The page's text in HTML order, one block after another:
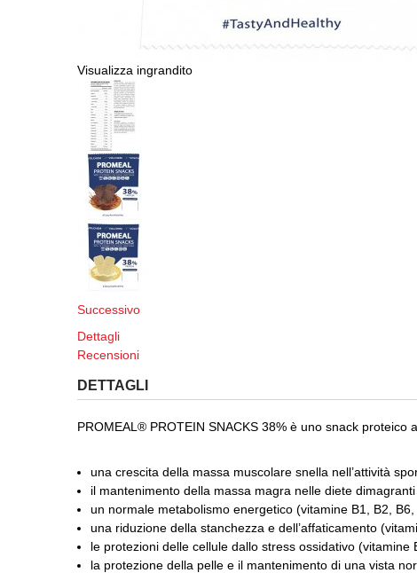
Visualizza ingrandito
Successivo
Dettagli
Recensioni
DETTAGLI
PROMEAL® PROTEIN SNACKS 38% è uno snack
una crescita della massa muscolare snella nell’attività
il mantenimento della massa magra nelle diete
un normale metabolismo energetico (vitamine B1, B2,
una riduzione della stanchezza e dell’affaticamento
le protezioni delle cellule dallo stress ossidativo (vitamine
la protezione della pelle e il mantenimento di una vista